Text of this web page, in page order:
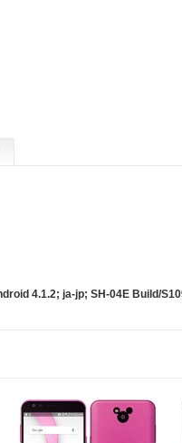
4.1.2; ja-jp; SH-04E Build/